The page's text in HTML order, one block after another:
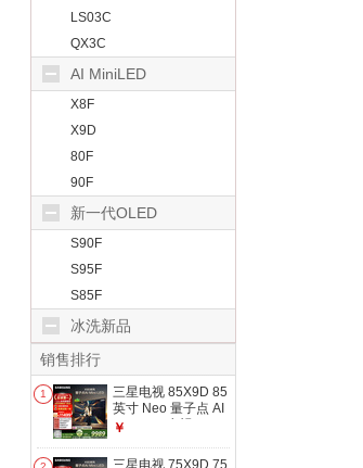
LS03C
QX3C
AI MiniLED
X8F
X9D
80F
90F
新一代OLED
S90F
S95F
S85F
冰洗新品
销售排行
1
三星电视 85X9D 85
英寸 Neo 量子点 AI
Mini LED电视
QA85QNX9DAJXXZ
￥
三星电视 75X9D 75